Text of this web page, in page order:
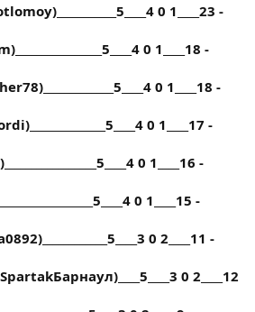
0 1____23 -
0 1____18 -
0 1____18 -
0 1____17 -
0 1____16 -
0 1____15 -
0 2____11 -
0 2____12